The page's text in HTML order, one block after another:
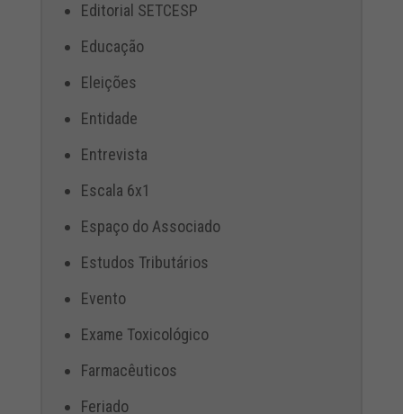
Editorial SETCESP
Educação
Eleições
Entidade
Entrevista
Escala 6x1
Espaço do Associado
Estudos Tributários
Evento
Exame Toxicológico
Farmacêuticos
Feriado